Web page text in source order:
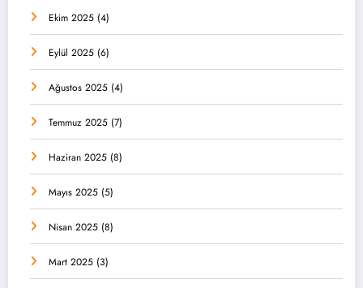
Ekim 2025 (4)
Eylül 2025 (6)
Ağustos 2025 (4)
Temmuz 2025 (7)
Haziran 2025 (8)
Mayıs 2025 (5)
Nisan 2025 (8)
Mart 2025 (3)